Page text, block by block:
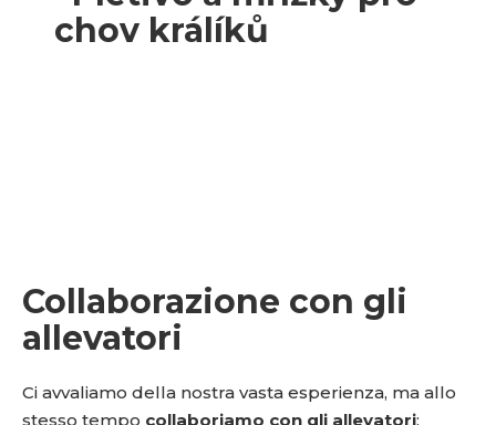
Collaborazione con gli
allevatori
Ci avvaliamo della nostra vasta esperienza, ma allo
stesso tempo collaboriamo con gli allevatori: